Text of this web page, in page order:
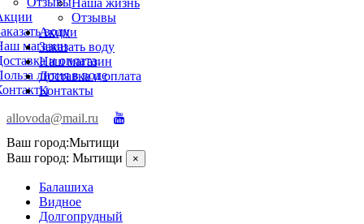
воду
магазин
и оплата
лития в воде
Наша жизнь
Отзывы
Акции
Заказать воду
Наш магазин
Доставка и оплата
Контакты
allovoda@mail.ru
Ваш город:Мытищи
Ваш город: Мытищи ×
Балашиха
Видное
Долгопрудный